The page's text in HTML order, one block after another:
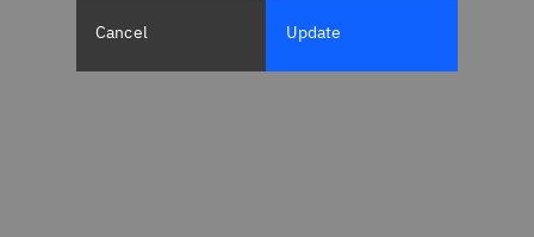
Cancel Update